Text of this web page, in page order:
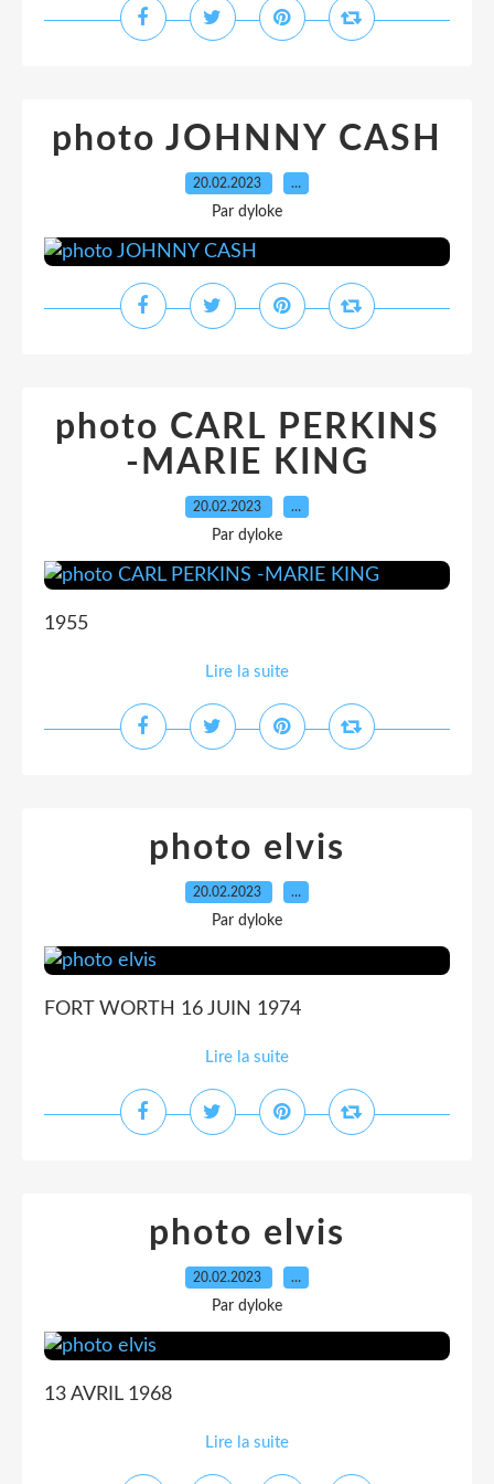
photo JOHNNY CASH
20.02.2023 …
Par dyloke
photo CARL PERKINS
-MARIE KING
20.02.2023 …
Par dyloke
1955
Lire la suite
photo elvis
20.02.2023 …
Par dyloke
FORT WORTH 16 JUIN 1974
Lire la suite
photo elvis
20.02.2023 …
Par dyloke
13 AVRIL 1968
Lire la suite